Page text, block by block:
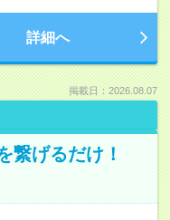
詳細へ
掲載日：2026.08.07
繋げるだけ！